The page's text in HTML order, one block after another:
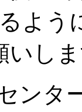
よう
いし
ンタ